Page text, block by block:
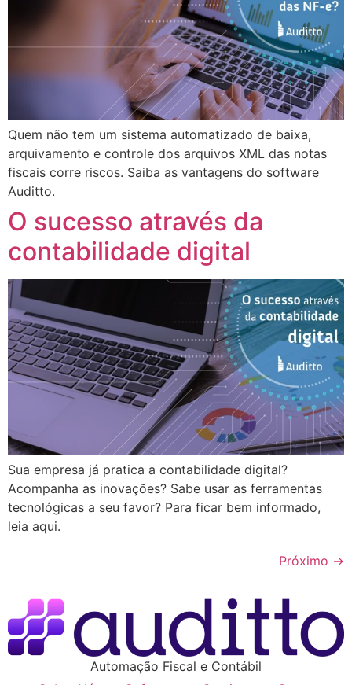
Quem não tem um sistema automatizado de baixa,
arquivamento e controle dos arquivos XML das notas
fiscais corre riscos. Saiba as vantagens do software
Auditto.
O sucesso através da
contabilidade digital
Sua empresa já pratica a contabilidade digital?
Acompanha as inovações? Sabe usar as ferramentas
tecnológicas a seu favor? Para ficar bem informado,
leia aqui.
Próximo →
Automação Fiscal e Contábil